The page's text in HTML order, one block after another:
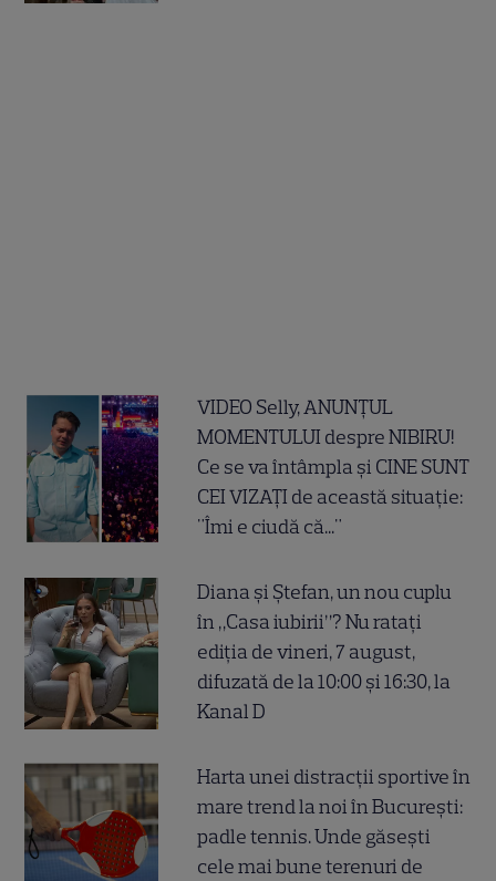
VIDEO Selly, ANUNȚUL
MOMENTULUI despre NIBIRU!
Ce se va întâmpla și CINE SUNT
CEI VIZAȚI de această situație:
"Îmi e ciudă că..."
Diana și Ștefan, un nou cuplu
în „Casa iubirii”? Nu ratați
ediția de vineri, 7 august,
difuzată de la 10:00 și 16:30, la
Kanal D
Harta unei distracții sportive în
mare trend la noi în București:
padle tennis. Unde găsești
cele mai bune terenuri de